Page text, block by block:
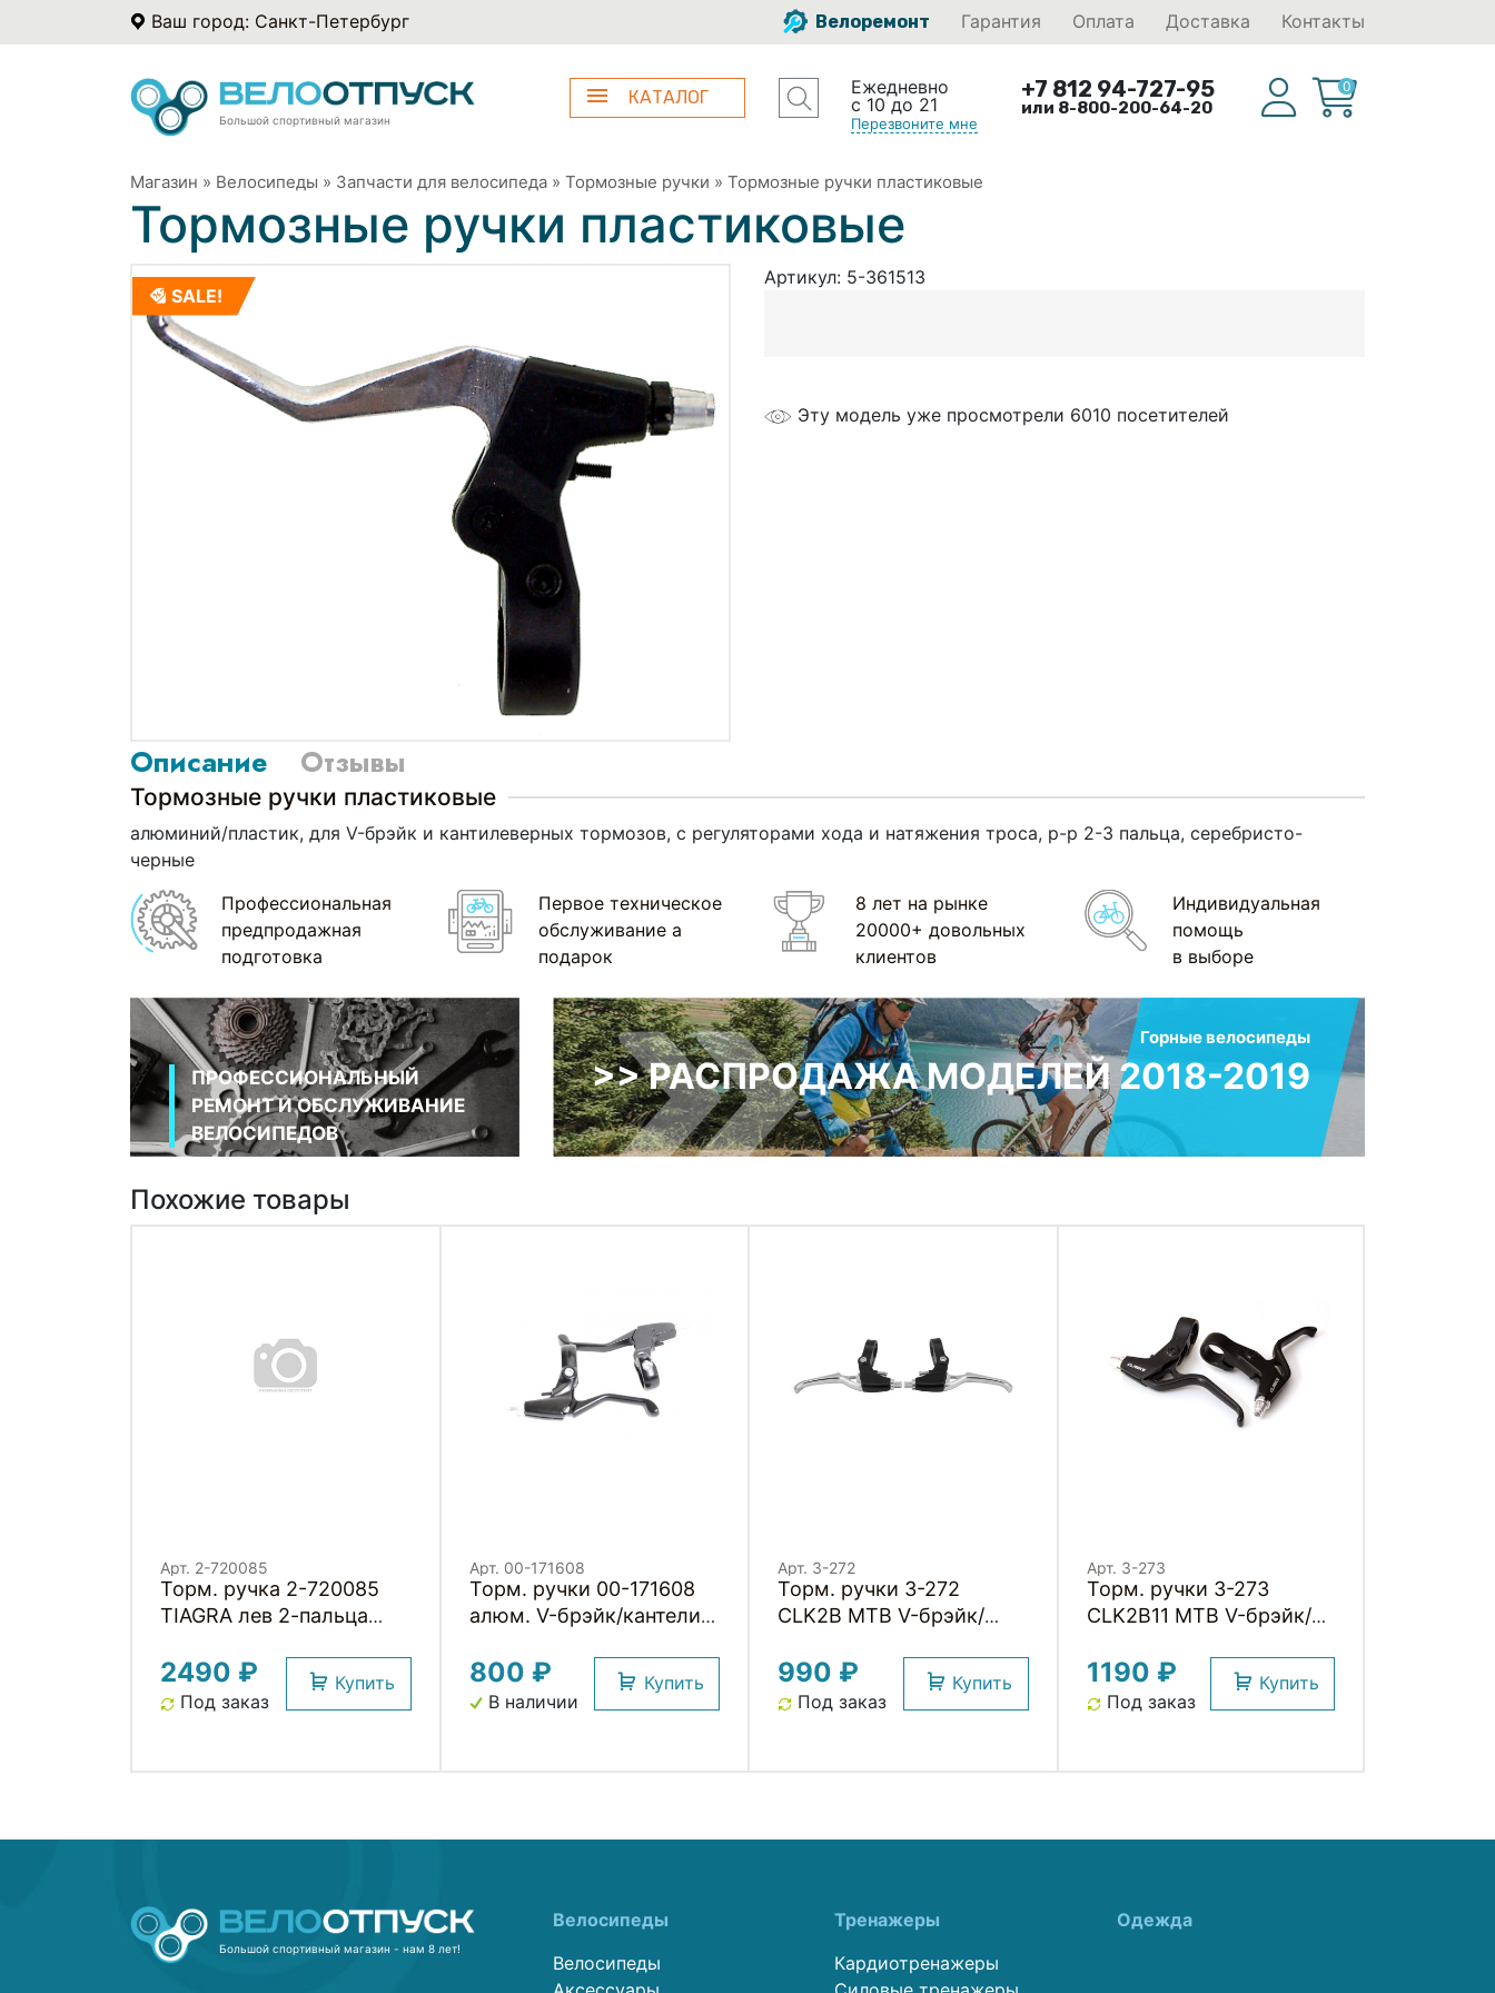
Ваш город: Санкт-Петербург Велоремонт Гарантия Оплата Доставка Контакты
Большой спортивный магазин
КАТАЛОГ
Ежедневно
с 10 до 21
Перезвоните мне
+7 812 94-727-95
или 8-800-200-64-20
0
Магазин » Велосипеды » Запчасти для велосипеда » Тормозные ручки » Тормозные ручки пластиковые
Тормозные ручки пластиковые
SALE!
Артикул: 5-361513
Эту модель уже просмотрели 6010 посетителей
Описание Отзывы
Тормозные ручки пластиковые
алюминий/пластик, для V-брэйк и кантилеверных тормозов, с регуляторами хода и натяжения троса, р-р 2-3 пальца, серебристо-
черные
Профессиональная
предпродажная
подготовка
Первое техническое
обслуживание а
подарок
8 лет на рынке
20000+ довольных
клиентов
Индивидуальная
помощь
в выборе
ПРОФЕССИОНАЛЬНЫЙ
РЕМОНТ И ОБСЛУЖИВАНИЕ
ВЕЛОСИПЕДОВ
Горные велосипеды
>> РАСПРОДАЖА МОДЕЛЕЙ 2018-2019
Похожие товары
Арт. 2-720085
Торм. ручка 2-720085
TIAGRA лев 2-пальца
черная Малайзия
SHIMANO
2490 ₽
Под заказ
Купить
Арт. 00-171608
Торм. ручки 00-171608
алюм. V-брэйк/кантелив.
черные HORST
800 ₽
В наличии
Купить
Арт. 3-272
Торм. ручки 3-272
CLK2B MTB V-брэйк/
пара, черно-
серебристые CLARKS
990 ₽
Под заказ
Купить
Арт. 3-273
Торм. ручки 3-273
CLK2B11 MTB V-брэйк/
пара, черные CLARKS
1190 ₽
Под заказ
Купить
Большой спортивный магазин - нам 8 лет!
Велосипеды
Велосипеды
Тренажеры
Кардиотренажеры
Одежда